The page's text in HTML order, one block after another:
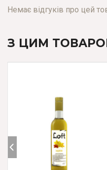
Немає відгуків про цей
З ЦИМ